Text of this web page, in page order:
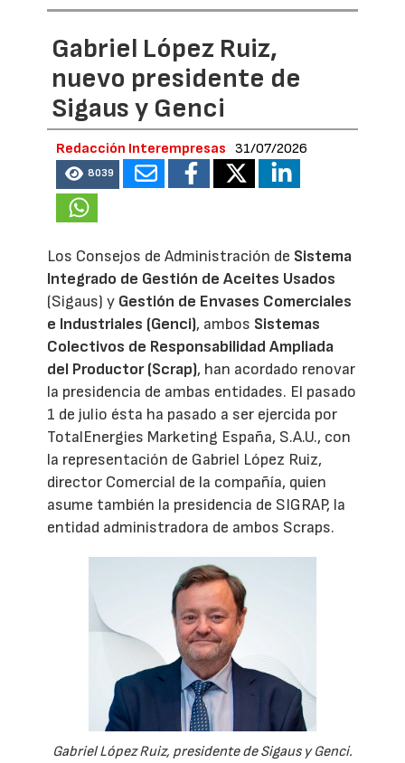
Gabriel López Ruiz,
nuevo presidente de
Sigaus y Genci
Redacción Interempresas 31/07/2026
8039
Los Consejos de Administración de Sistema
Integrado de Gestión de Aceites Usados
(Sigaus) y Gestión de Envases Comerciales
e Industriales (Genci), ambos Sistemas
Colectivos de Responsabilidad Ampliada
del Productor (Scrap), han acordado renovar
la presidencia de ambas entidades. El pasado
1 de julio ésta ha pasado a ser ejercida por
TotalEnergies Marketing España, S.A.U., con
la representación de Gabriel López Ruiz,
director Comercial de la compañía, quien
asume también la presidencia de SIGRAP, la
entidad administradora de ambos Scraps.
Gabriel López Ruiz, presidente de Sigaus y Genci.